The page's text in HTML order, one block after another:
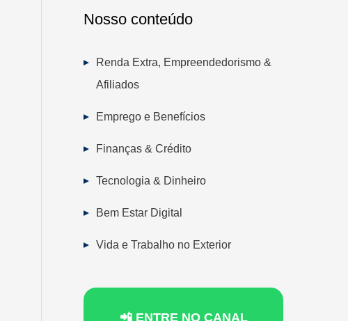
Nosso conteúdo
Renda Extra, Empreendedorismo &
Afiliados
Emprego e Benefícios
Finanças & Crédito
Tecnologia & Dinheiro
Bem Estar Digital
Vida e Trabalho no Exterior
📲 ENTRE NO CANAL